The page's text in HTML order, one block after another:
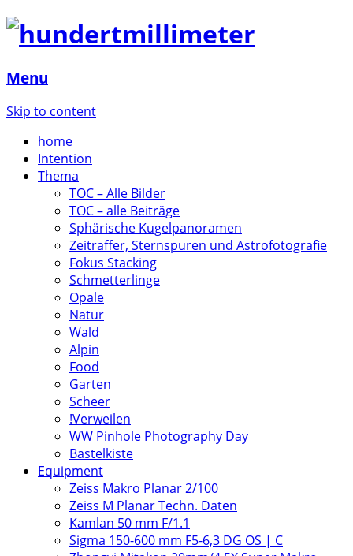
Menu
Skip to content
home
Intention
Thema
TOC – Alle Bilder
TOC – alle Beiträge
Sphärische Kugelpanoramen
Zeitraffer, Sternspuren und Astrofotografie
Fokus Stacking
Schmetterlinge
Opale
Natur
Wald
Alpin
Food
Garten
Scheer
!Verweilen
WW Pinhole Photography Day
Bastelkiste
Equipment
Zeiss Makro Planar 2/100
Zeiss M Planar Techn. Daten
Kamlan 50 mm F/1.1
Sigma 150-600 mm F5-6,3 DG OS | C